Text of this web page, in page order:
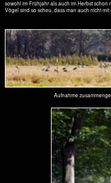
Wie alt sind Alleen? Es kommt aus dem
Schon die alten Griechen
marschieren und kannte
ihren Straßen. In der
danach wurden die
Landschaften in Frankreich
Man könnte denken, die
weit gefehlt. Die ersten
zwischen Berlin und
Wilhelm I, war seit 1713
„Soldatenkönig“ genannt.
zu Schlacht - und da gab
besser haben?
Das Land war arm und
Pflaumenbäume. Als eine
forcierte der 1442 König
von Maulbeerbäumen.
durch die
In Preußens
umsonst wurde 1841 per
gepflanzt. Alleen ließen das
den oft noch
Land, bei Dunkelheit,
zu unterschätzendes
Alleen sind schön
Alleen als in Brandenburg:
Bäume in schlechtem